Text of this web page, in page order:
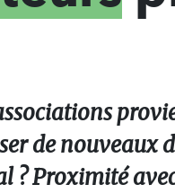
de nouveaux
? Proximité